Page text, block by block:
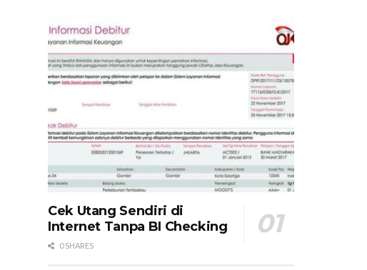
Cek Utang Sendiri di
Internet Tanpa BI Checking
0 SHARES